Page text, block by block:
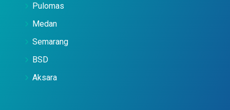
Pulomas
Medan
Semarang
BSD
Aksara